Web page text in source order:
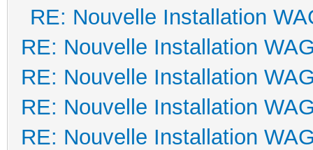
RE: Nouvelle Installation
RE: Nouvelle Installation
RE: Nouvelle Installation
RE: Nouvelle Installation
RE: Nouvelle Installation